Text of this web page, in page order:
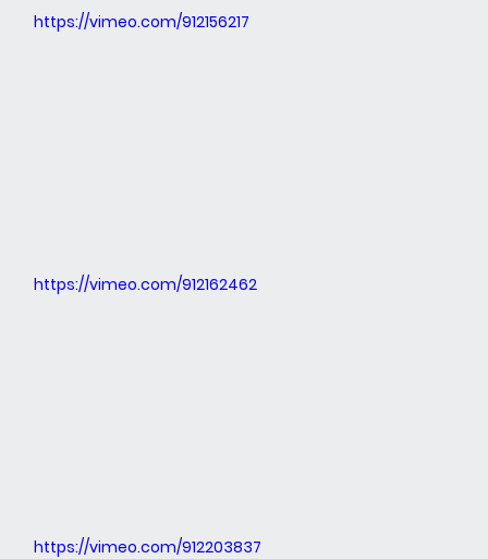
https://vimeo.com/912156217
https://vimeo.com/912162462
https://vimeo.com/912203837